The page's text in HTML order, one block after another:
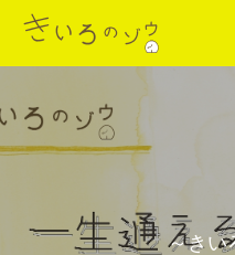
～きい